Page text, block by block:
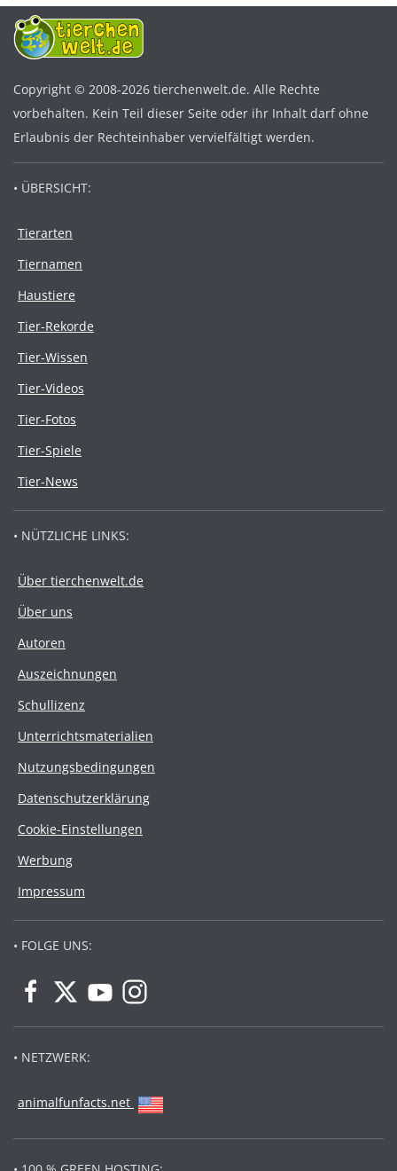
Copyright © 2008-2026 tierchenwelt.de. Alle Rechte
vorbehalten. Kein Teil dieser Seite oder ihr Inhalt darf ohne
Erlaubnis der Rechteinhaber vervielfältigt werden.
• ÜBERSICHT:
Tierarten
Tiernamen
Haustiere
Tier-Rekorde
Tier-Wissen
Tier-Videos
Tier-Fotos
Tier-Spiele
Tier-News
• NÜTZLICHE LINKS:
Über tierchenwelt.de
Über uns
Autoren
Auszeichnungen
Schullizenz
Unterrichtsmaterialien
Nutzungsbedingungen
Datenschutzerklärung
Cookie-Einstellungen
Werbung
Impressum
• FOLGE UNS:
• NETZWERK:
animalfunfacts.net